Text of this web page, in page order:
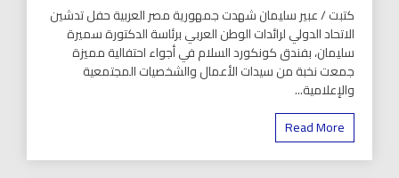
كتبت / عبير سليمان شهدت جمهورية مصر العربية حفل تدشين
الاتحاد الدولي لرائدات الوطن العربي برئاسة الدكتورة سميرة
سليمان، بفندق كونكورد السلام في أجواء احتفالية مميزة
جمعت نخبة من سيدات الأعمال والشخصيات المجتمعية
والإعلامية...
Read More